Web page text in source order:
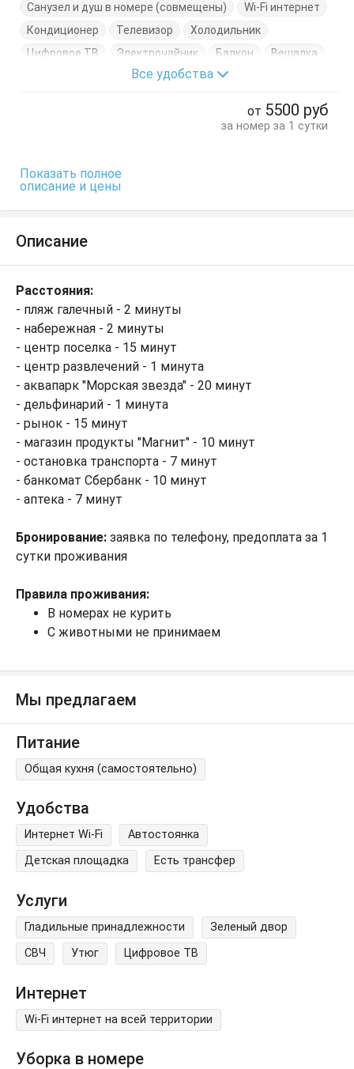
Санузел и душ в номере (совмещены)
Wi-Fi интернет
Кондиционер
Телевизор
Холодильник
Цифровое ТВ
Электрочайник Балкон
Вешалка
Кровать двуспальная
Все удобства
от 5500 руб
за номер за 1 сутки
Показать полное
описание и цены
Описание
Расстояния:
- пляж галечный - 2 минуты
- набережная - 2 минуты
- центр поселка - 15 минут
- центр развлечений - 1 минута
- аквапарк "Морская звезда" - 20 минут
- дельфинарий - 1 минута
- рынок - 15 минут
- магазин продукты "Магнит" - 10 минут
- остановка транспорта - 7 минут
- банкомат Сбербанк - 10 минут
- аптека - 7 минут
Бронирование: заявка по телефону, предоплата за 1
сутки проживания
Правила проживания:
В номерах не курить
С животными не принимаем
Мы предлагаем
Питание
Общая кухня (самостоятельно)
Удобства
Интернет Wi-Fi
Автостоянка
Детская площадка
Есть трансфер
Услуги
Гладильные принадлежности
Зеленый двор
СВЧ
Утюг Цифровое ТВ
Интернет
Wi-Fi интернет на всей территории
Уборка в номере